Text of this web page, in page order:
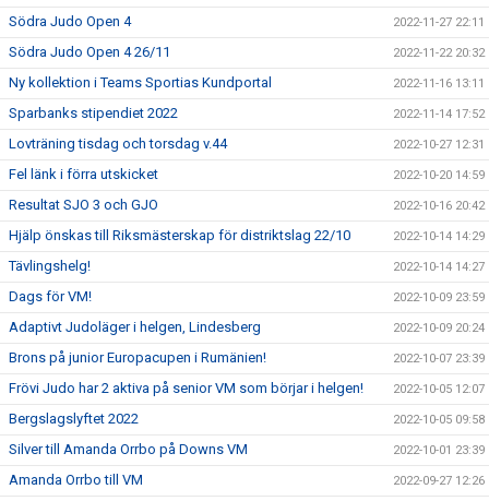
Södra Judo Open 4 2022-11-27 22:11
Södra Judo Open 4 26/11 2022-11-22 20:32
Ny kollektion i Teams Sportias Kundportal 2022-11-16 13:11
Sparbanks stipendiet 2022 2022-11-14 17:52
Lovträning tisdag och torsdag v.44 2022-10-27 12:31
Fel länk i förra utskicket 2022-10-20 14:59
Resultat SJO 3 och GJO 2022-10-16 20:42
Hjälp önskas till Riksmästerskap för distriktslag 22/10 2022-10-14 14:29
Tävlingshelg! 2022-10-14 14:27
Dags för VM! 2022-10-09 23:59
Adaptivt Judoläger i helgen, Lindesberg 2022-10-09 20:24
Brons på junior Europacupen i Rumänien! 2022-10-07 23:39
Frövi Judo har 2 aktiva på senior VM som börjar i helgen! 2022-10-05 12:07
Bergslagslyftet 2022 2022-10-05 09:58
Silver till Amanda Orrbo på Downs VM 2022-10-01 23:39
Amanda Orrbo till VM 2022-09-27 12:26